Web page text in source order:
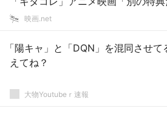
←これ映画.net
「陽キャ」と「DQN」を混同させて
えてね？
大物Youtubeｒ速報